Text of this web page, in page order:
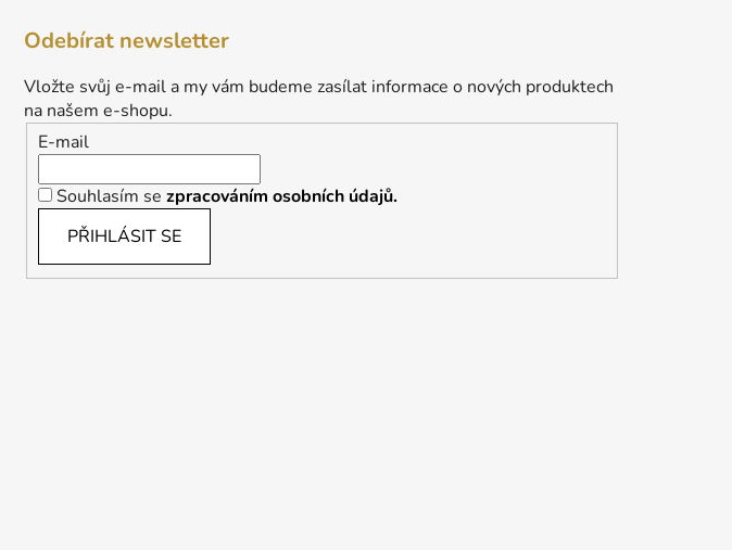
Odebírat newsletter
Vložte svůj e-mail a my vám budeme zasílat informace o nových produktech
na našem e-shopu.
E-mail
Souhlasím se zpracováním osobních údajů.
PŘIHLÁSIT SE